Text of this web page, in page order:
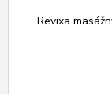
Revixa